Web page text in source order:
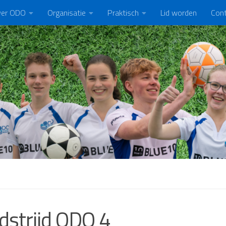
ODO Organisatie Praktisch Lid worden
ODO 4